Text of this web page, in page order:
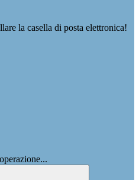
la casella di posta elettronica!